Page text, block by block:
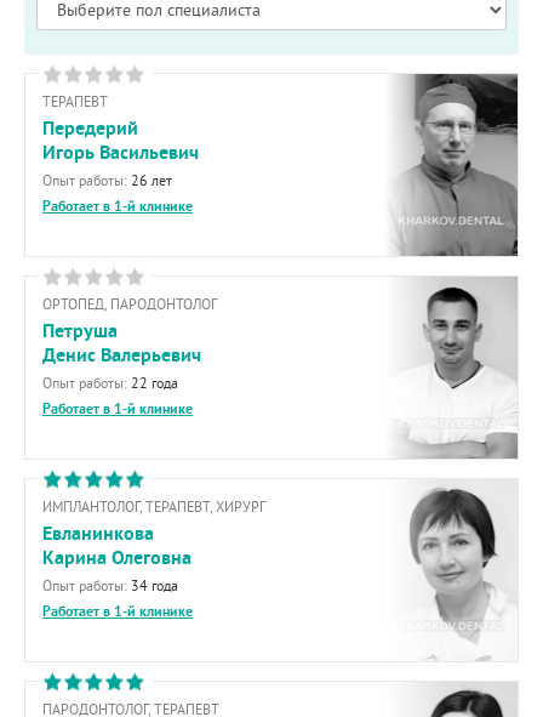
ТЕРАПЕВТ
Передерий
Игорь Васильевич
Опыт работы: 26 лет
Работает в 1-й клинике
ОРТОПЕД, ПАРОДОНТОЛОГ
Петруша
Денис Валерьевич
Опыт работы: 22 года
Работает в 1-й клинике
ИМПЛАНТОЛОГ, ТЕРАПЕВТ, ХИРУРГ
Евланинкова
Карина Олеговна
Опыт работы: 34 года
Работает в 1-й клинике
ПАРОДОНТОЛОГ, ТЕРАПЕВТ